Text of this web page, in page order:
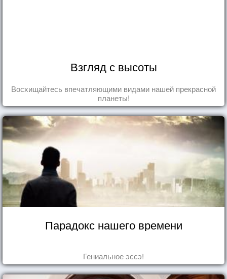
Взгляд с высоты
Восхищайтесь впечатляющими видами нашей прекрасной
планеты!
Парадокс нашего времени
Гениальное эссэ!